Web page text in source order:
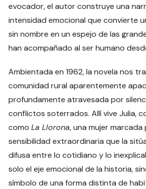
evocador, el autor construye una
intensidad emocional que convierte
sin nombre en un espejo de las
han acompañado al ser humano
Ambientada en 1962, la novela nos
comunidad rural aparentemente
profundamente atravesada por
conflictos soterrados. Allí vive Julia,
comoLa Llorona, una mujer marcada
sensibilidad extraordinaria que la
difusa entre lo cotidiano y lo
solo el eje emocional de la historia,
símbolo de una forma distinta de